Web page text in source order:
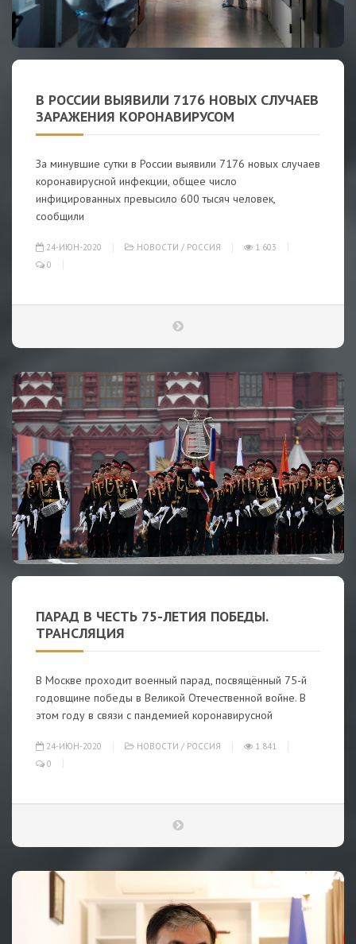
В РОССИИ ВЫЯВИЛИ 7176 НОВЫХ СЛУЧАЕВ
ЗАРАЖЕНИЯ КОРОНАВИРУСОМ
За минувшие сутки в России выявили 7176 новых случаев
коронавирусной инфекции, общее число
инфицированных превысило 600 тысяч человек,
сообщили
24-ИЮН-2020 НОВОСТИ / РОССИЯ
1 603
0
ПАРАД В ЧЕСТЬ 75-ЛЕТИЯ ПОБЕДЫ.
ТРАНСЛЯЦИЯ
В Москве проходит военный парад, посвящённый 75-й
годовщине победы в Великой Отечественной войне. В
этом году в связи с пандемией коронавирусной
24-ИЮН-2020 НОВОСТИ / РОССИЯ
1 841
0